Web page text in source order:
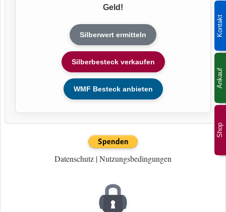
Shop
Kontakt
Ankauf
Geld!
Silberwert ermitteln
Silberbesteck verkaufen
WMF Besteck anbieten
Datenschutz |Nutzungsbedingungen